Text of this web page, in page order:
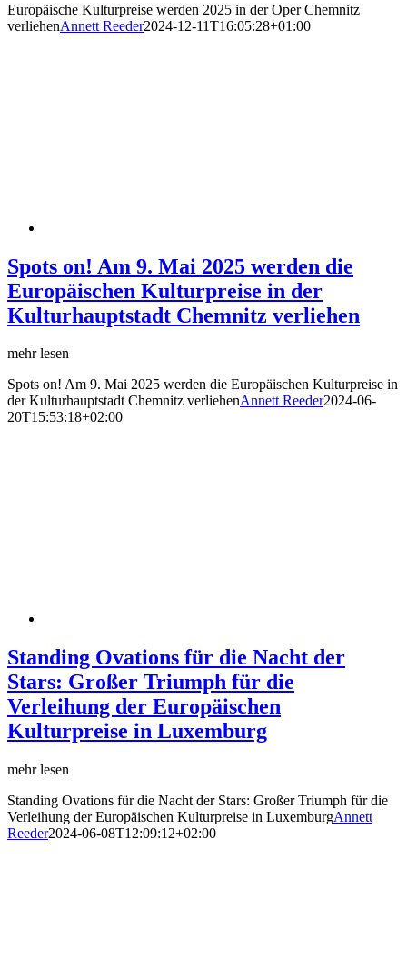
Europäische Kulturpreise werden 2025 in der Oper Chemnitz
verliehenAnnett Reeder2024-12-11T16:05:28+01:00
Spots on! Am 9. Mai 2025 werden die
Europäischen Kulturpreise in der
Kulturhauptstadt Chemnitz verliehen
mehr lesen
Spots on! Am 9. Mai 2025 werden die Europäischen Kulturpreise in
der Kulturhauptstadt Chemnitz verliehenAnnett Reeder2024-06-
20T15:53:18+02:00
Standing Ovations für die Nacht der
Stars: Großer Triumph für die
Verleihung der Europäischen
Kulturpreise in Luxemburg
mehr lesen
Standing Ovations für die Nacht der Stars: Großer Triumph für die
Verleihung der Europäischen Kulturpreise in LuxemburgAnnett
Reeder2024-06-08T12:09:12+02:00